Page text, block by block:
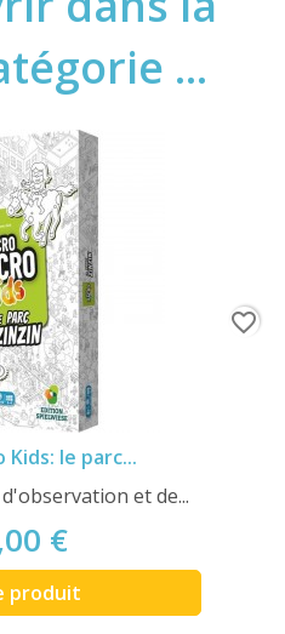
...
Kids: le parc...
et de...
€
produit
favorite_border